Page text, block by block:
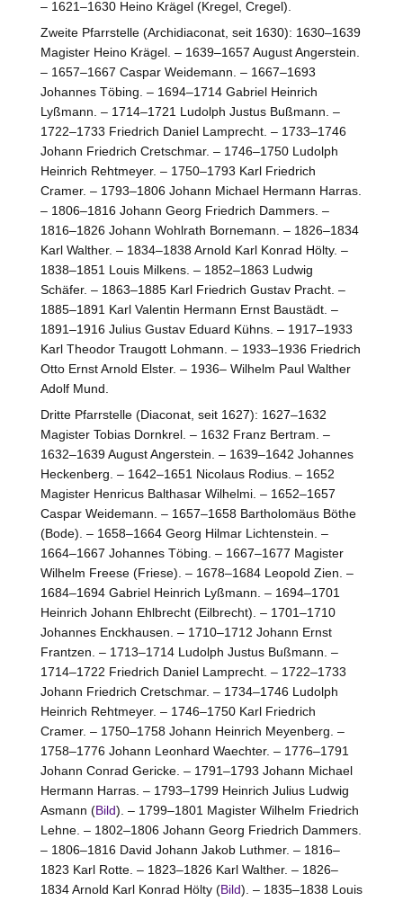
– 1621–1630 Heino Krägel (Kregel, Cregel).
Zweite Pfarrstelle (Archidiaconat, seit 1630): 1630–1639
Magister Heino Krägel. – 1639–1657 August Angerstein.
– 1657–1667 Caspar Weidemann. – 1667–1693
Johannes Töbing. – 1694–1714 Gabriel Heinrich
Lyßmann. – 1714–1721 Ludolph Justus Bußmann. –
1722–1733 Friedrich Daniel Lamprecht. – 1733–1746
Johann Friedrich Cretschmar. – 1746–1750 Ludolph
Heinrich Rehtmeyer. – 1750–1793 Karl Friedrich
Cramer. – 1793–1806 Johann Michael Hermann Harras.
– 1806–1816 Johann Georg Friedrich Dammers. –
1816–1826 Johann Wohlrath Bornemann. – 1826–1834
Karl Walther. – 1834–1838 Arnold Karl Konrad Hölty. –
1838–1851 Louis Milkens. – 1852–1863 Ludwig
Schäfer. – 1863–1885 Karl Friedrich Gustav Pracht. –
1885–1891 Karl Valentin Hermann Ernst Baustädt. –
1891–1916 Julius Gustav Eduard Kühns. – 1917–1933
Karl Theodor Traugott Lohmann. – 1933–1936 Friedrich
Otto Ernst Arnold Elster. – 1936– Wilhelm Paul Walther
Adolf Mund.
Dritte Pfarrstelle (Diaconat, seit 1627): 1627–1632
Magister Tobias Dornkrel. – 1632 Franz Bertram. –
1632–1639 August Angerstein. – 1639–1642 Johannes
Heckenberg. – 1642–1651 Nicolaus Rodius. – 1652
Magister Henricus Balthasar Wilhelmi. – 1652–1657
Caspar Weidemann. – 1657–1658 Bartholomäus Böthe
(Bode). – 1658–1664 Georg Hilmar Lichtenstein. –
1664–1667 Johannes Töbing. – 1667–1677 Magister
Wilhelm Freese (Friese). – 1678–1684 Leopold Zien. –
1684–1694 Gabriel Heinrich Lyßmann. – 1694–1701
Heinrich Johann Ehlbrecht (Eilbrecht). – 1701–1710
Johannes Enckhausen. – 1710–1712 Johann Ernst
Frantzen. – 1713–1714 Ludolph Justus Bußmann. –
1714–1722 Friedrich Daniel Lamprecht. – 1722–1733
Johann Friedrich Cretschmar. – 1734–1746 Ludolph
Heinrich Rehtmeyer. – 1746–1750 Karl Friedrich
Cramer. – 1750–1758 Johann Heinrich Meyenberg. –
1758–1776 Johann Leonhard Waechter. – 1776–1791
Johann Conrad Gericke. – 1791–1793 Johann Michael
Hermann Harras. – 1793–1799 Heinrich Julius Ludwig
Asmann (Bild). – 1799–1801 Magister Wilhelm Friedrich
Lehne. – 1802–1806 Johann Georg Friedrich Dammers.
– 1806–1816 David Johann Jakob Luthmer. – 1816–
1823 Karl Rotte. – 1823–1826 Karl Walther. – 1826–
1834 Arnold Karl Konrad Hölty (Bild). – 1835–1838 Louis